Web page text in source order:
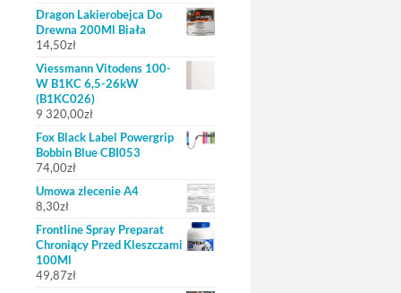
Dragon Lakierobejca Do
Drewna 200Ml Biała
14,50zł
Viessmann Vitodens 100-
W B1KC 6,5-26kW
(B1KC026)
9 320,00zł
Fox Black Label Powergrip
Bobbin Blue CBI053
74,00zł
Umowa zlecenie A4
8,30zł
Frontline Spray Preparat
Chroniący Przed Kleszczami
100Ml
49,87zł